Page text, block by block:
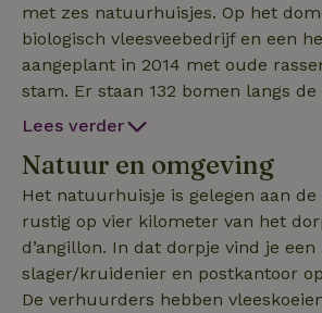
met zes natuurhuisjes. Op het
biologisch vleesveebedrijf en een
aangeplant in 2014 met oude
stam. Er staan 132 bomen langs
domein toe. Er is voor de gasten
badminton/volleybalveld,
natuurlijk mooie natuur in de
beschikbaar. De verhuurders
kippen. Dit natuurhuisje betreft een
huisje. Er zijn twee slaapkamers 1
drie eenpersoonsbedden en 1 met
Lees verder
Natuur en omgeving
Het natuurhuisje is gelegen aan
rustig op vier kilometer van het
d’angillon. In dat dorpje vind je een
slager/kruidenier en postkantoor
De verhuurders hebben